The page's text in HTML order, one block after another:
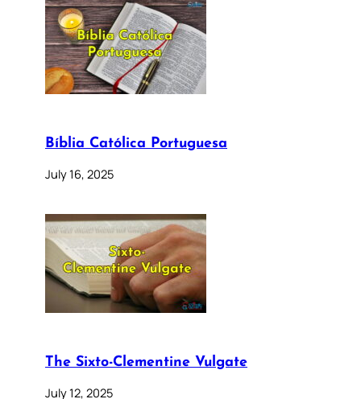
Bíblia Católica Portuguesa
July 16, 2025
The Sixto-Clementine Vulgate
July 12, 2025